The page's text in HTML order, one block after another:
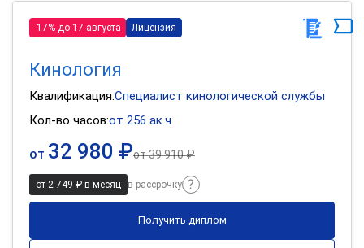
-17% до 17 августа Лицензия
Кинология
Квалификация:Специалист кинологической службы
Кол-во часов:от 256 ак.ч
от 32 980 ₽от39 910 ₽
от 2 749 ₽ в месяц в рассрочку
Получить диплом